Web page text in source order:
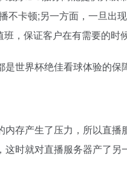
不卡顿;另一方面，一旦出
，保证客户在有需要的时
世界杯绝佳看球体验的
存产生了压力，所以直
时就对直播服务器产了